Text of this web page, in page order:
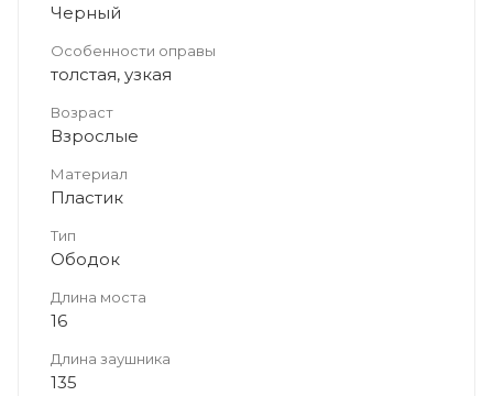
Черный
Особенности оправы
толстая, узкая
Возраст
Взрослые
Материал
Пластик
Тип
Ободок
Длина моста
16
Длина заушника
135